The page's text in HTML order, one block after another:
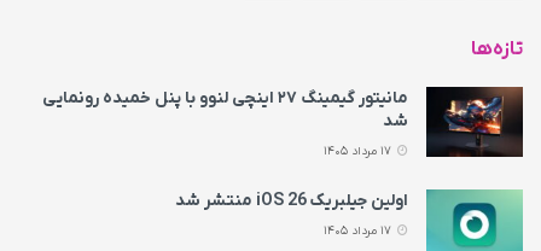
تازه‌ها
مانیتور گیمینگ ۲۷ اینچی لنوو با پنل خمیده رونمایی
شد
اولین جیلبریک iOS 26 منتشر شد